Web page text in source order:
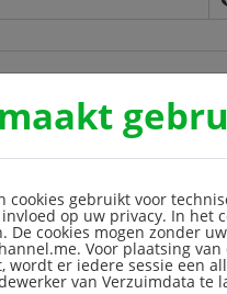
aanvragen?
cookies gebruikt voor
op uw privacy. In het
De cookies mogen zonder
Voor plaatsing
wordt er iedere sessie een
van Verzuimdata te